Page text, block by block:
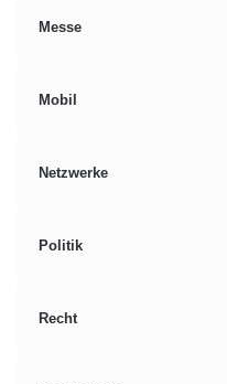
Messe
Mobil
Netzwerke
Politik
Recht